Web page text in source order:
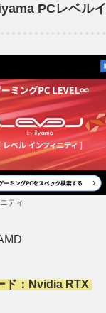
PCレベル
ティ
ド：Nvidia RTX